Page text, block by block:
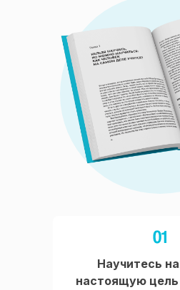
Научитесь
настоящую цель